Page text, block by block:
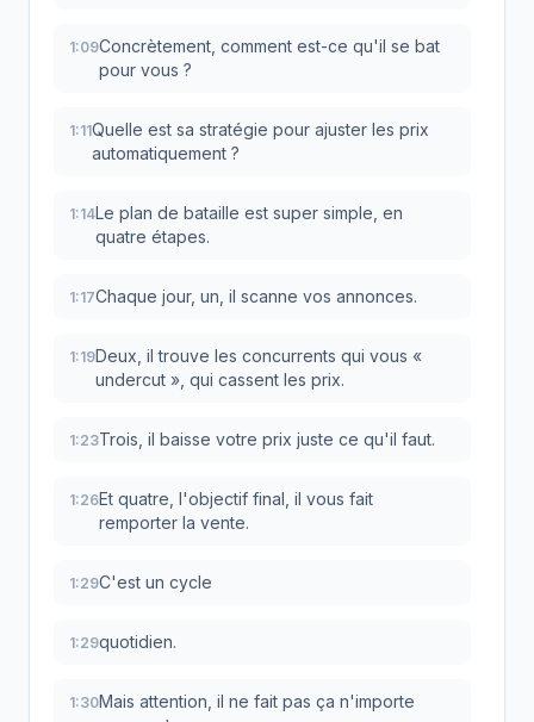
1:09Concrètement, comment est-ce qu'il se bat
pour vous ?
1:11Quelle est sa stratégie pour ajuster les prix
automatiquement ?
1:14Le plan de bataille est super simple, en
quatre étapes.
1:17Chaque jour, un, il scanne vos annonces.
1:19Deux, il trouve les concurrents qui vous «
undercut », qui cassent les prix.
1:23Trois, il baisse votre prix juste ce qu'il faut.
1:26Et quatre, l'objectif final, il vous fait
remporter la vente.
1:29C'est un cycle
1:29quotidien.
1:30Mais attention, il ne fait pas ça n'importe